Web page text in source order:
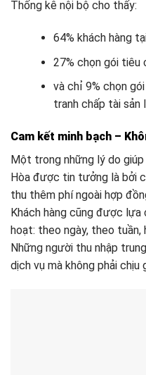
Thống kê nội bộ cho thấy:
64% khách hàng
27% chọn gói tiêu
và chỉ 9% chọn
tranh chấp tài sản
Cam kết minh bạch –
Một trong những lý do
Hòa được tin tưởng là bởi
thu thêm phí ngoài hợp
Khách hàng cũng được
hoạt: theo ngày, theo tuần,
Những người thu nhập
dịch vụ mà không phải chịu